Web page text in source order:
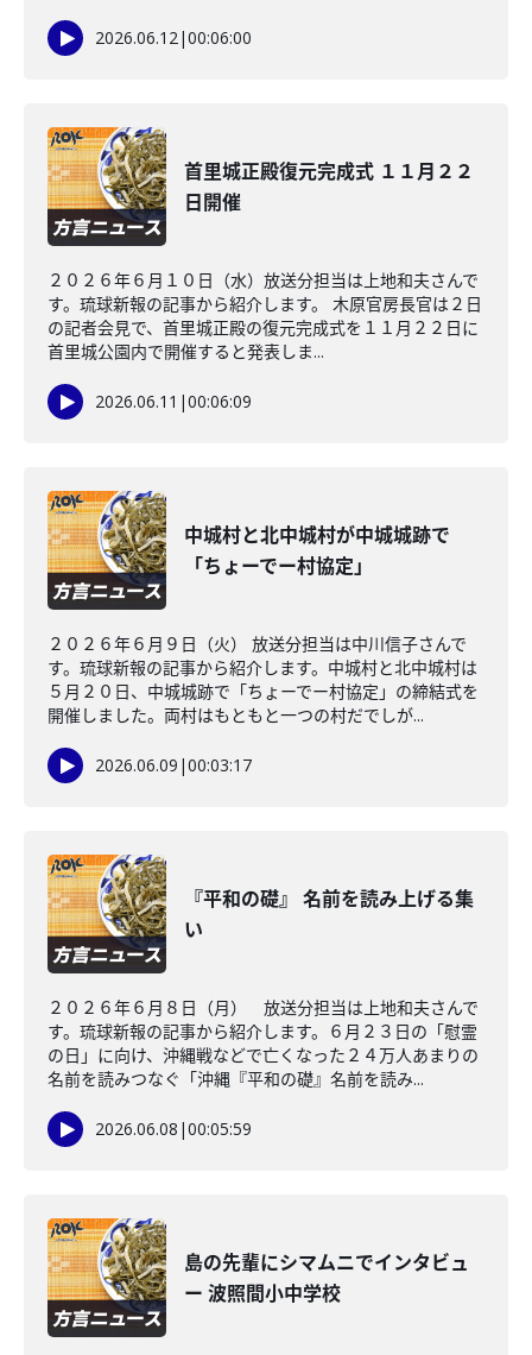
2026.06.12|00:06:00
首里城正殿復元完成式 １１月２２
日開催
２０２６年６月１０日（水）放送分担当は上地和夫さんで
す。琉球新報の記事から紹介します。 木原官房長官は２日
の記者会見で、首里城正殿の復元完成式を１１月２２日に
首里城公園内で開催すると発表しま...
2026.06.11 |00:06:09
中城村と北中城村が中城城跡で
「ちょーでー村協定」
２０２６年６月９日（火） 放送分担当は中川信子さんで
す。琉球新報の記事から紹介します。中城村と北中城村は
５月２０日、中城城跡で「ちょーでー村協定」の締結式を
開催しました。両村はもともと一つの村だでしが...
2026.06.09 |00:03:17
『平和の礎』 名前を読み上げる集
い
２０２６年６月８日（月） 放送分担当は上地和夫さんで
す。琉球新報の記事から紹介します。６月２３日の「慰霊
の日」に向け、沖縄戦などで亡くなった２４万人あまりの
名前を読みつなぐ「沖縄『平和の礎』名前を読み...
2026.06.08 |00:05:59
島の先輩にシマムニでインタビュ
ー 波照間小中学校